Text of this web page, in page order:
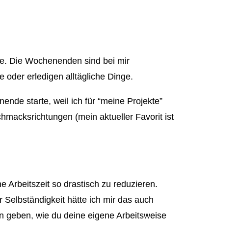
Die Wochenenden sind bei mir
oder erledigen alltägliche Dinge.
starte, weil ich für “meine Projekte”
(mein aktueller Favorit ist
Arbeitszeit so drastisch zu reduzieren.
hätte ich mir das auch
geben, wie du deine eigene Arbeitsweise